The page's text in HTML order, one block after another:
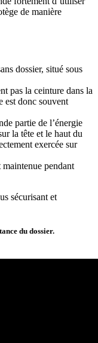
de manière
dossier, situé sous
pas la ceinture dans la
est donc souvent
partie de l’énergie
la tête et le haut du
exercée sur
maintenue pendant
sécurisant et
du dossier.